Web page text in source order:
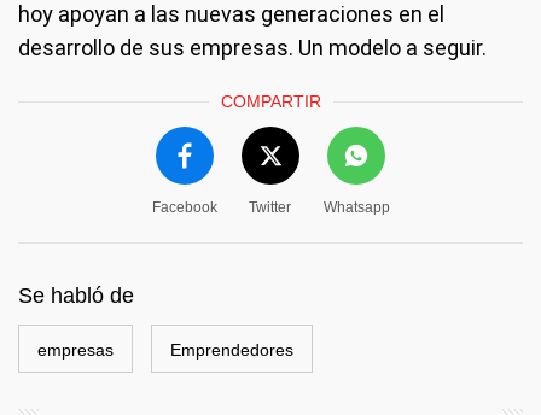
hoy apoyan a las nuevas generaciones en el
desarrollo de sus empresas. Un modelo a seguir.
COMPARTIR
Facebook Twitter Whatsapp
Se habló de
empresas Emprendedores